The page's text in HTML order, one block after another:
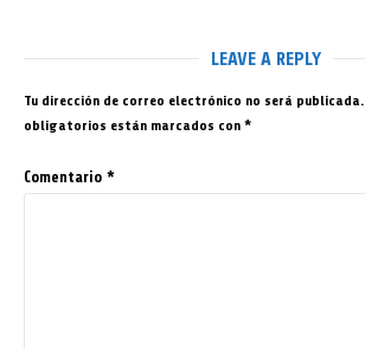
LEAVE A REPLY
Tu dirección de correo electrónico no será publicada.
obligatorios están marcados con *
Comentario *